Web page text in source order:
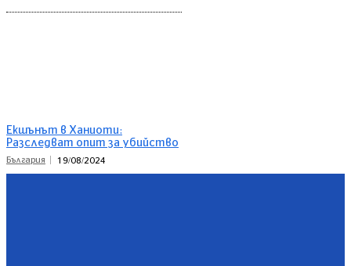
Екшънът в Ханиоти:
Разследват опит за убийство
България 19/08/2024